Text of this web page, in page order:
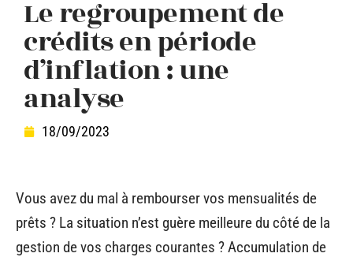
Le regroupement de
crédits en période
d’inflation : une
analyse
18/09/2023
Vous avez du mal à rembourser vos mensualités de
prêts ? La situation n’est guère meilleure du côté de la
gestion de vos charges courantes ? Accumulation de